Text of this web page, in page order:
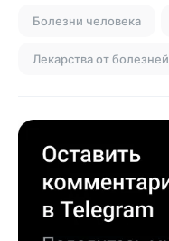
Болезни человека
Лекарства от болезней